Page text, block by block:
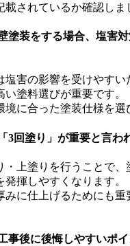
載されているか確認しま
塗装をする場合、塩害
塩害の影響を受けやすい
塗料選びが重要です。
境に合った塗装仕様を選
3回塗り」が重要と言わ
・上塗りを行うことで、
発揮しやすくなります。
みに仕上げるためにも重
事後に後悔しやすいポイ